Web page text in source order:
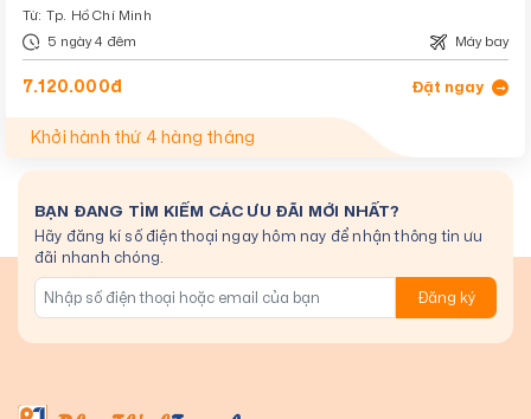
Từ: Tp. Hồ Chí Minh
5 ngày 4 đêm
Máy bay
7.120.000đ Đặt ngay
Khởi hành thứ 4 hàng tháng
BẠN ĐANG TÌM KIẾM CÁC ƯU ĐÃI MỚI NHẤT?
Hãy đăng kí số điện thoại ngay hôm nay để nhận thông tin ưu
đãi nhanh chóng.
Đăng ký